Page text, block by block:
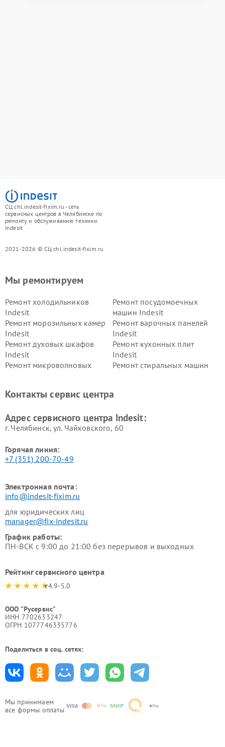
СЦ chl.indesit-fixim.ru - сеть
сервисных центров в Челябинске по
ремонту и обслуживанию техники
Indesit
2021-2026 © СЦ chl.indesit-fixim.ru
Мы принимаем
все формы оплаты
Мы ремонтируем
Ремонт холодильников
Indesit
Ремонт посудомоечных
машин Indesit
Ремонт морозильных камер
Indesit
Ремонт варочных панелей
Indesit
Ремонт духовых шкафов
Indesit
Ремонт кухонных плит
Indesit
Ремонт микроволновых
Ремонт стиральных машин
Indesit
Indesit
Контакты сервис центра
Адрес сервисного центра Indesit:
г. Челябинск, ул. Чайковского, 60
Горячая линия:
+7 (351) 200-70-49
Электронная почта:
info@indesit-fixim.ru
для юридических лиц
manager@fix-indesit.ru
График работы:
ПН-ВСК с 9:00 до 21:00 без перерывов и выходных
Рейтинг сервисного центра
4.9-5.0
ООО "Русервис"
ИНН 7702633247
ОГРН 1077746335776
Поделиться в соц. сетях: